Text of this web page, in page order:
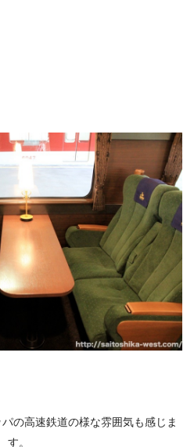
の高速鉄道の様な雰囲気も感じま
す。